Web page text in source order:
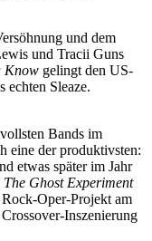
und dem
und Tracii Guns
Know gelingt den US-
echten Sleaze.
Bands im
eine der produktivsten:
etwas später im Jahr
The Ghost Experiment
Oper-Projekt am
Inszenierung